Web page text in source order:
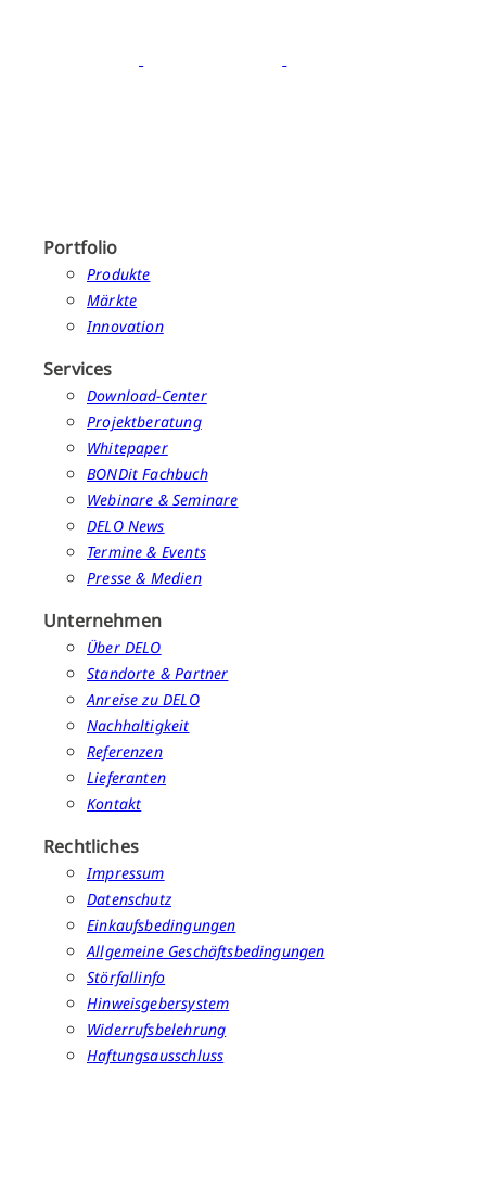
Portfolio
Produkte
Märkte
Innovation
Services
Download-Center
Projektberatung
Whitepaper
BONDit Fachbuch
Webinare & Seminare
DELO News
Termine & Events
Presse & Medien
Unternehmen
Über DELO
Standorte & Partner
Anreise zu DELO
Nachhaltigkeit
Referenzen
Lieferanten
Kontakt
Rechtliches
Impressum
Datenschutz
Einkaufsbedingungen
Allgemeine Geschäftsbedingungen
Störfallinfo
Hinweisgebersystem
Widerrufsbelehrung
Haftungsausschluss